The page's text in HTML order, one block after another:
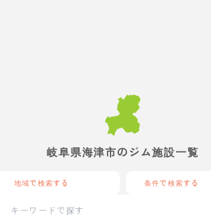
岐阜県海津市のジム施設一覧
地域で検索する 条件で検索する